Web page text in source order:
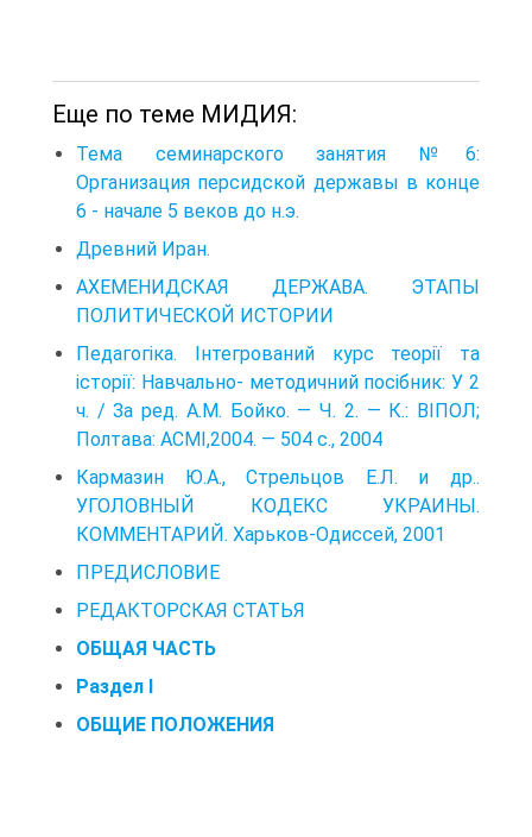
Еще по теме МИДИЯ:
Тема семинарского занятия №6:
Организация персидской державы в конце
6 - начале 5 веков до н.э.
Древний Иран.
АХЕМЕНИДСКАЯ ДЕРЖАВА. ЭТАПЫ
ПОЛИТИЧЕСКОЙ ИСТОРИИ
Педагогіка. Інтегрований курс теорії та
історії: Навчально- методичний посібник: У 2
ч. / За ред. А.М. Бойко. — Ч. 2. — К.: ВІПОЛ;
Полтава: АСМІ,2004. — 504 с., 2004
Кармазин Ю.А., Стрельцов Е.Л. и др..
УГОЛОВНЫЙ КОДЕКС УКРАИНЫ.
КОММЕНТАРИЙ. Харьков-Одиссей, 2001
ПРЕДИСЛОВИЕ
РЕДАКТОРСКАЯ СТАТЬЯ
ОБЩАЯ ЧАСТЬ
Раздел I
ОБЩИЕ ПОЛОЖЕНИЯ